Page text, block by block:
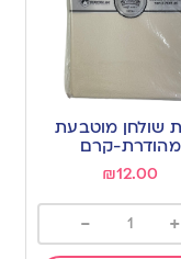
שולחן מוטבעת
מהודרת-קרם
₪12.00
+
-